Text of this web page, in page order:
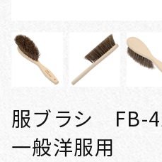
服ブラシ FB-
一般洋服用